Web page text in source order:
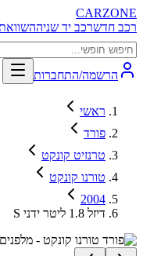
CARZONE
רכב חדשרכב יד שניה
הרשמה/התחברות
ראשי
פורד
טרנזיט קונקט
טורנו קונקט
2004
S דיזל 1.8 ליטר ידני